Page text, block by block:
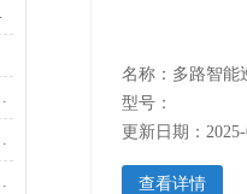
式？
靠的解决方案
道的*性能
些要求？
名称：多路智能
型号：
更新日期：
查看详情